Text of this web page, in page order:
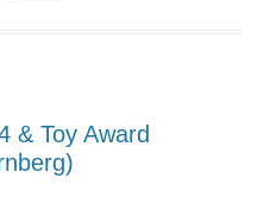
& Toy Award